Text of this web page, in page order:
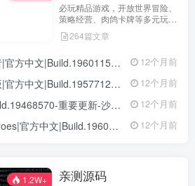
必玩精品游戏，开放世界冒险、
策略经营、肉鸽卡牌等多元玩
法，满足不同玩家的喜好 。
264篇文章
文|Build.19601158|解压即撸| 12个月前
全DLC|解压即撸| 12个月前
重要更新-沙盒|解压即撸| 12个月前
|Build.19609351+全DLC|解压即撸| 12个月前
1.2W+ 亲测源码